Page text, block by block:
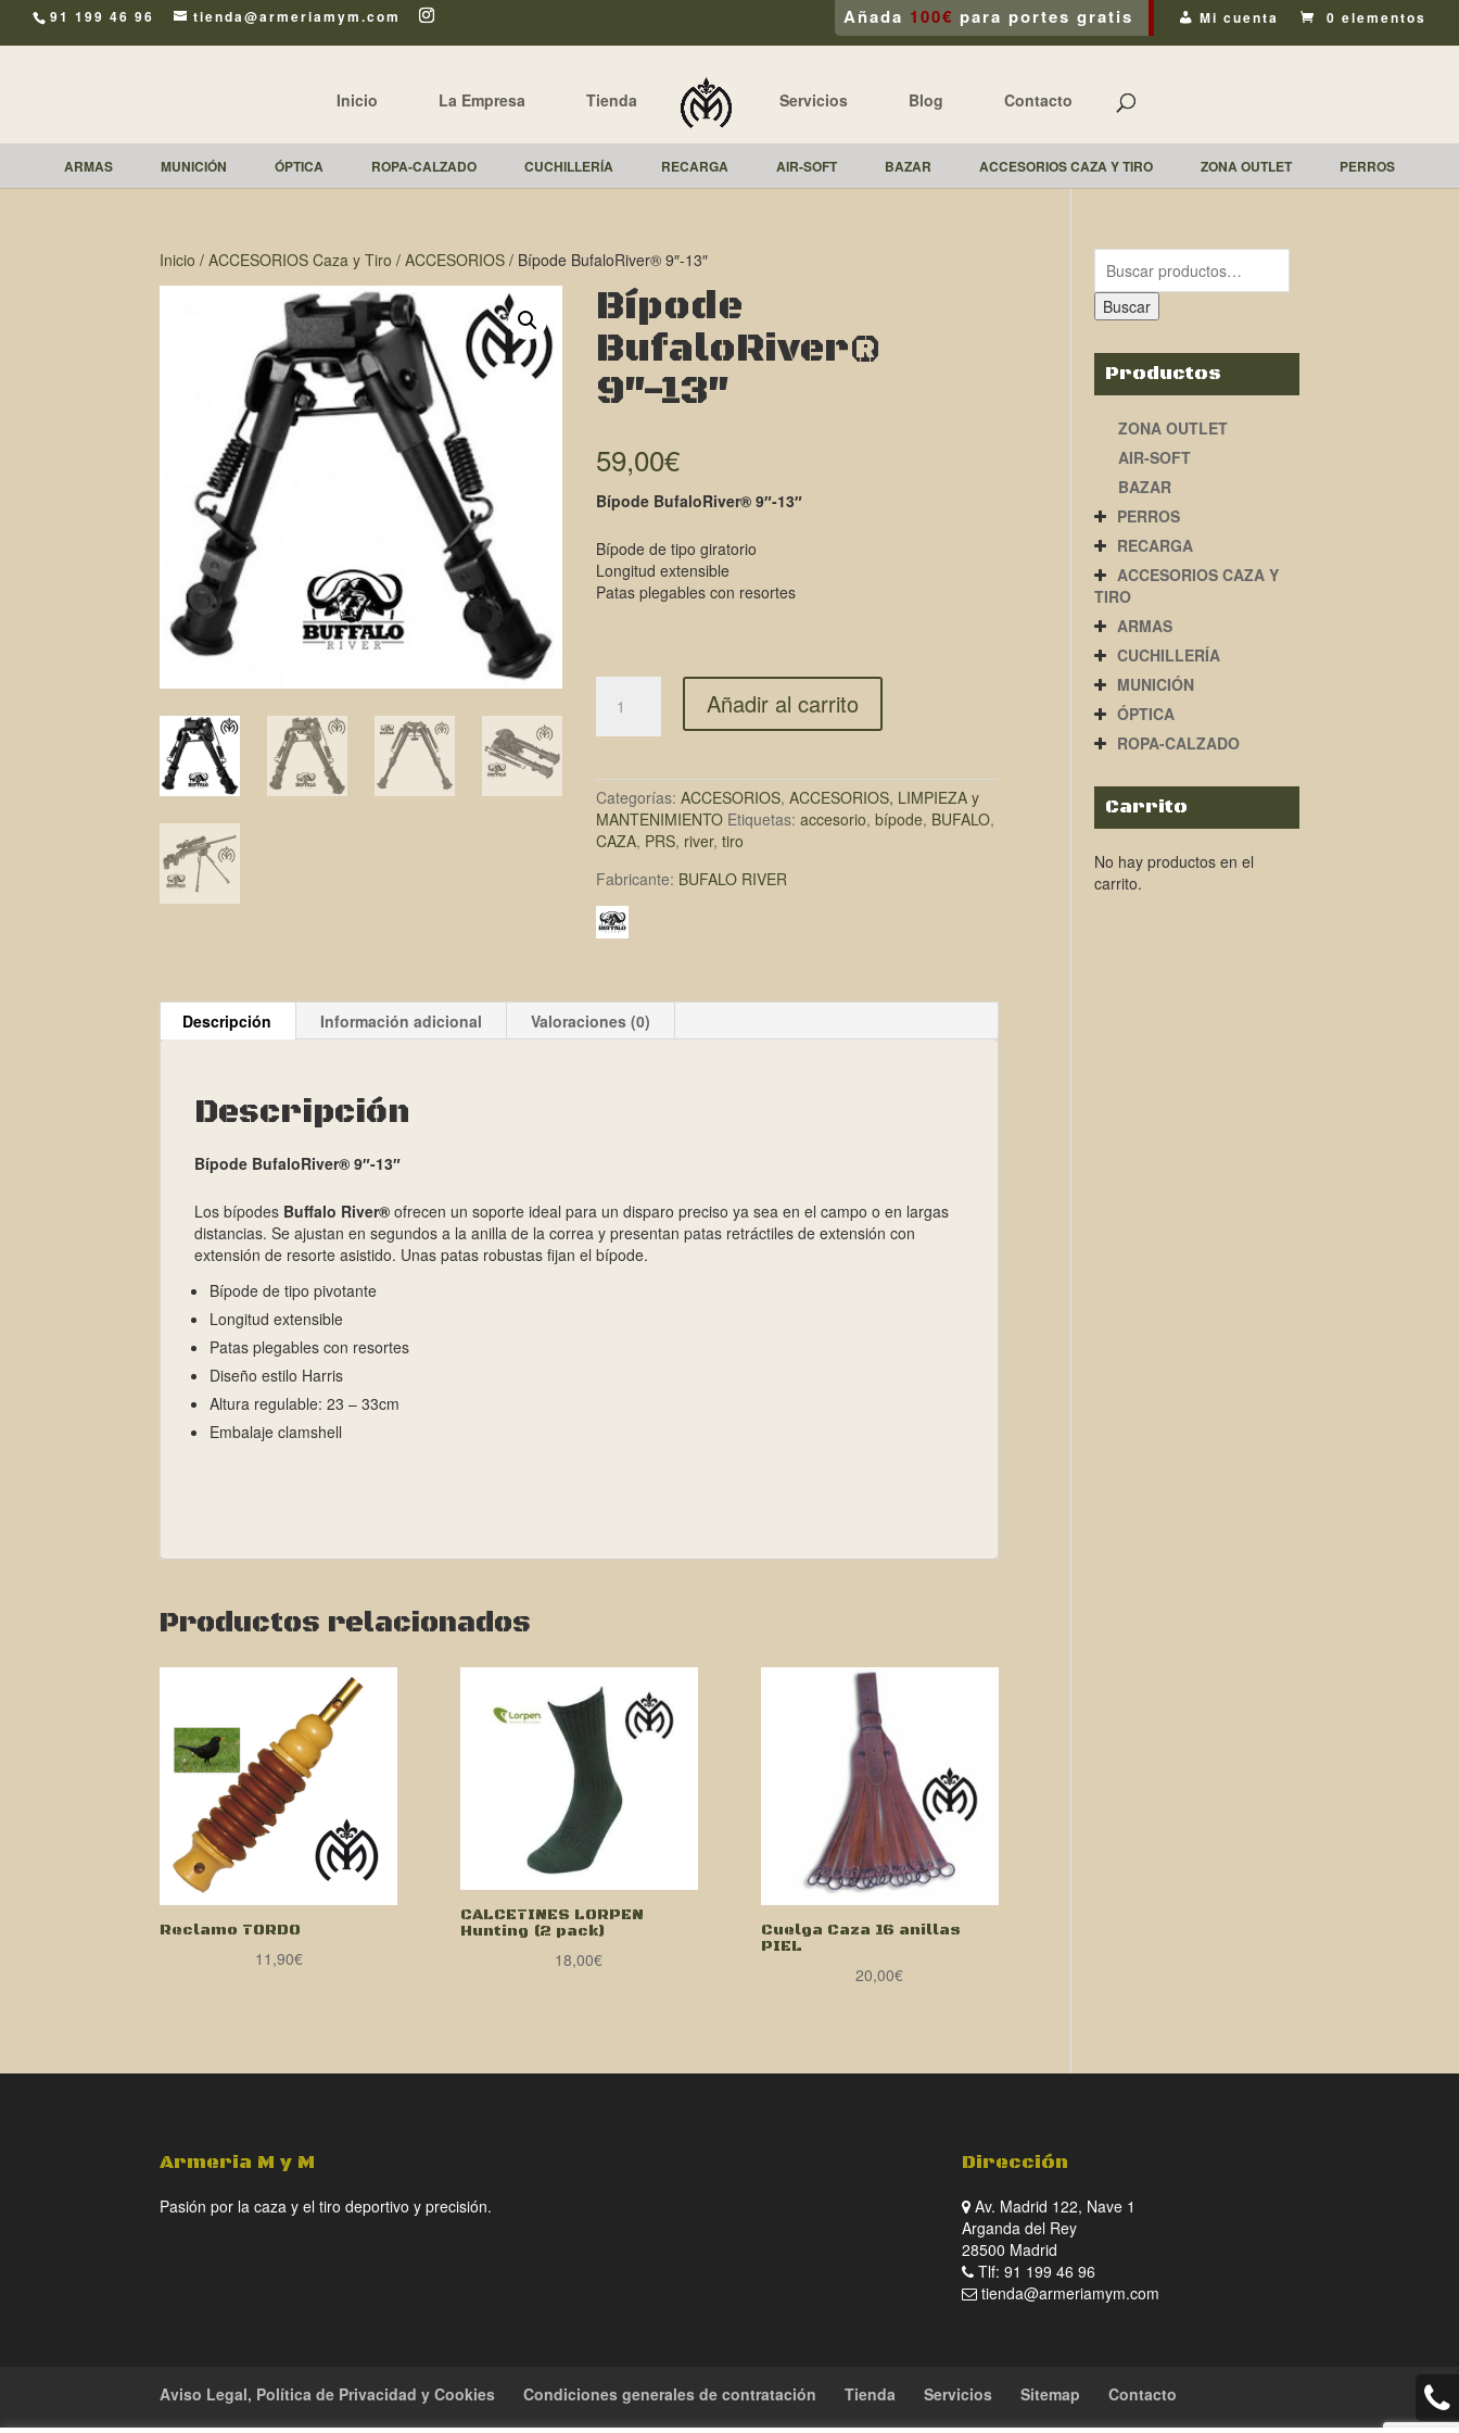
91 199 46 96 tienda@armeriamym.com Añada 100€ para portes gratis Mi cuenta 0 elementos
Inicio La Empresa Tienda Servicios Blog Contacto
ARMAS MUNICIÓN ÓPTICA ROPA-CALZADO CUCHILLERÍA RECARGA AIR-SOFT BAZAR ACCESORIOS CAZA Y TIRO ZONA OUTLET PERROS
Inicio / ACCESORIOS Caza y Tiro / ACCESORIOS / Bípode BufaloRiver® 9″-13″
Bípode
BufaloRiver®
9″-13″
59,00€
Bípode BufaloRiver® 9″-13″
Bípode de tipo giratorio
Longitud extensible
Patas plegables con resortes
Añadir al carrito
Categorías: ACCESORIOS, ACCESORIOS, LIMPIEZA y
MANTENIMIENTO Etiquetas: accesorio, bípode, BUFALO,
CAZA, PRS, river, tiro
Fabricante: BUFALO RIVER
Descripción Información adicional Valoraciones (0)
Descripción
Bípode BufaloRiver® 9″-13″
Los bípodes Buffalo River® ofrecen un soporte ideal para un disparo preciso ya sea en el campo o en largas
distancias. Se ajustan en segundos a la anilla de la correa y presentan patas retráctiles de extensión con
extensión de resorte asistido. Unas patas robustas fijan el bípode.
Bípode de tipo pivotante
Longitud extensible
Patas plegables con resortes
Diseño estilo Harris
Altura regulable: 23 – 33cm
Embalaje clamshell
Productos relacionados
Reclamo TORDO
11,90€
CALCETINES LORPEN
Hunting (2 pack)
18,00€
Cuelga Caza 16 anillas
PIEL
20,00€
Buscar
Productos
ZONA OUTLET
AIR-SOFT
BAZAR
PERROS
RECARGA
ACCESORIOS CAZA Y
TIRO
ARMAS
CUCHILLERÍA
MUNICIÓN
ÓPTICA
ROPA-CALZADO
Carrito
No hay productos en el
carrito.
Armeria M y M
Pasión por la caza y el tiro deportivo y precisión.
Dirección
Av. Madrid 122, Nave 1
Arganda del Rey
28500 Madrid
Tlf: 91 199 46 96
tienda@armeriamym.com
Aviso Legal, Política de Privacidad y Cookies Condiciones generales de contratación Tienda Servicios Sitemap Contacto